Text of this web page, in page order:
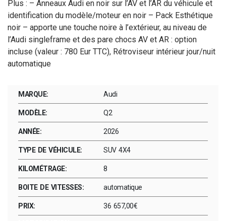
Plus : – Anneaux Audi en noir sur l’AV et l’AR du véhicule et
identification du modèle/moteur en noir – Pack Esthétique
noir – apporte une touche noire à l’extérieur, au niveau de
l’Audi singleframe et des pare chocs AV et AR : option
incluse (valeur : 780 Eur TTC), Rétroviseur intérieur jour/nuit
automatique
MARQUE: Audi
MODÈLE: Q2
ANNÉE: 2026
TYPE DE VÉHICULE: SUV 4X4
KILOMÉTRAGE: 8
BOITE DE VITESSES: automatique
PRIX: 36 657,00€